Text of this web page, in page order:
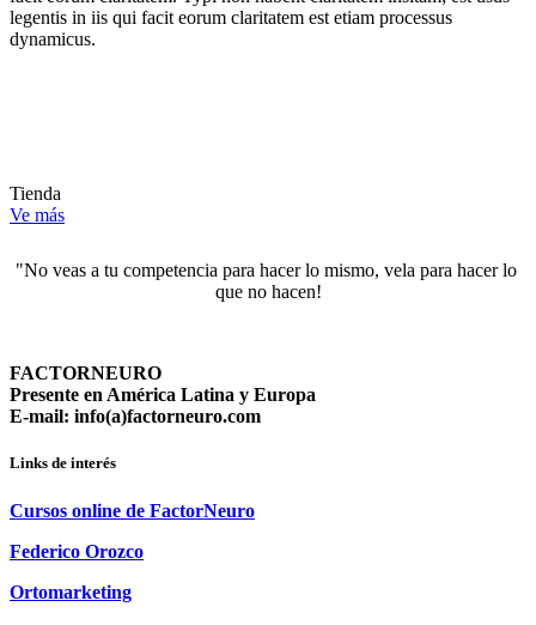
legentis in iis qui facit eorum claritatem est etiam processus
dynamicus.
Tienda
Ve más
"No veas a tu competencia para hacer lo mismo, vela para hacer lo
que no hacen!
FACTORNEURO
Presente en América Latina y Europa
E-mail: info(a)factorneuro.com
Links de interés
Cursos online de FactorNeuro
Federico Orozco
Ortomarketing